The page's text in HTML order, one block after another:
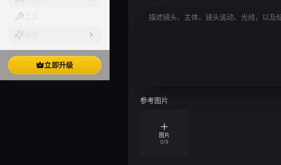
立即升级
参考图片
图片
0/9